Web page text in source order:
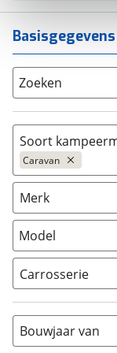
Basisgegevens
Zoeken
Soort
Caravan
Caravan
Camper (1166)
Vouwwagen
Merk
Model
Carrosserie
Alkoof (0)
Busmodel
Caravan (1183)
Bouwjaar van